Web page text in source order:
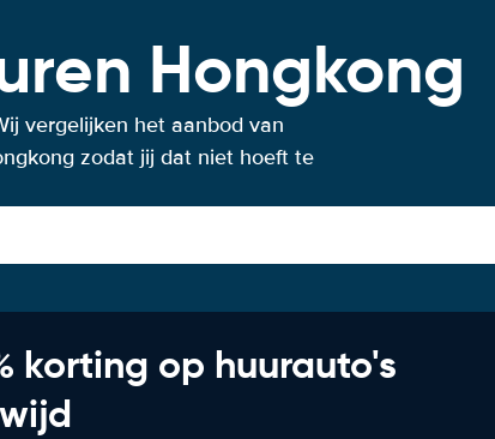
Hongkong
vergelijken het aanbod van
zodat jij dat niet hoeft te
korting op huurauto's